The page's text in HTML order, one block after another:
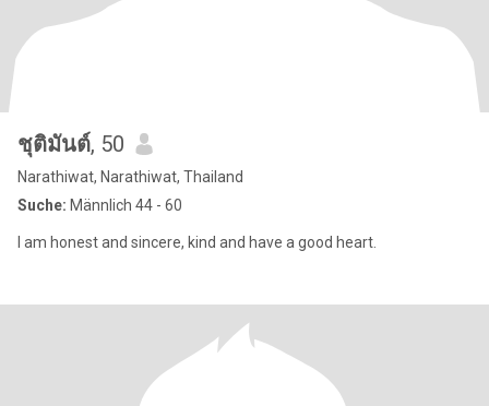
ชุติมันต์, 50
Narathiwat, Narathiwat, Thailand
Suche: Männlich 44 - 60
I am honest and sincere, kind and have a good heart.